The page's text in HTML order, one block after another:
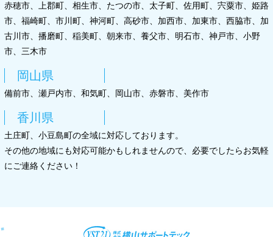
赤穂市、上郡町、相生市、たつの市、太子町、佐用町、宍粟市、姫路
市、福崎町、市川町、神河町、高砂市、加西市、加東市、西脇市、加
古川市、播磨町、稲美町、朝来市、養父市、明石市、神戸市、小野
市、三木市
岡山県
備前市、瀬戸内市、和気町、岡山市、赤磐市、美作市
香川県
土庄町、小豆島町の全域に対応しております。
その他の地域にも対応可能かもしれませんので、必要でしたらお気軽
にご連絡ください！